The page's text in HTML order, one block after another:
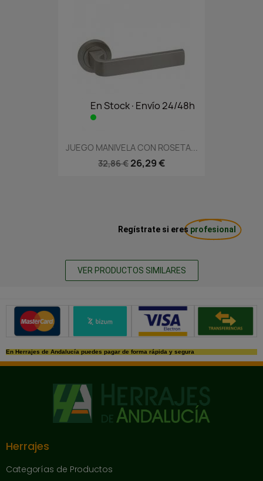
En Stock·Envío 24/48h
JUEGO MANIVELA CON ROSETA...
32,86 € 26,29 €
Regístrate si eres profesional
VER PRODUCTOS SIMILARES
Métodos de pago seguros
En Herrajes de Andalucía puedes pagar de forma rápida y segura
Herrajes
Categorías de Productos